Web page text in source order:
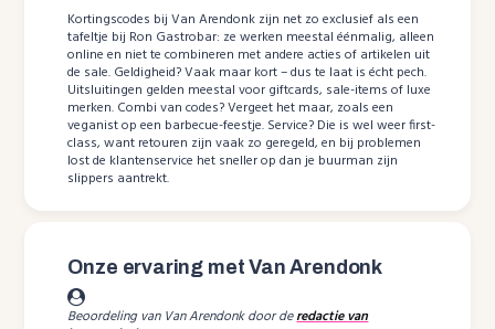
Kortingscodes bij Van Arendonk zijn net zo exclusief als een
tafeltje bij Ron Gastrobar: ze werken meestal éénmalig, alleen
online en niet te combineren met andere acties of artikelen uit
de sale. Geldigheid? Vaak maar kort – dus te laat is écht pech.
Uitsluitingen gelden meestal voor giftcards, sale-items of luxe
merken. Combi van codes? Vergeet het maar, zoals een
veganist op een barbecue-feestje. Service? Die is wel weer first-
class, want retouren zijn vaak zo geregeld, en bij problemen
lost de klantenservice het sneller op dan je buurman zijn
slippers aantrekt.
Onze ervaring met Van Arendonk
Beoordeling van Van Arendonk door deredactie van